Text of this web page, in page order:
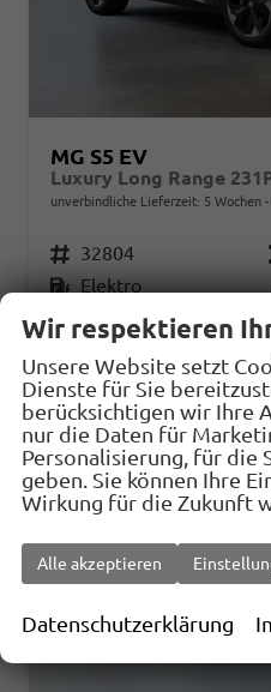
MG S5 EV
unverbindliche Lieferzeit: 5 Wochen
Fahrzeugnr. 32804
Kraftstoff Elektro
170 kW (231 PS)
36.176,– €
incl. 19% MwSt.
Stromverbrauch
15,50 kWh/100km
Elektrische
CO2-Klasse: A
Wir respektieren
Unsere Website setzt
Dienste für Sie
berücksichtigen wir Ihre
nur die Daten für
Personalisierung, für die
geben. Sie können Ihre
Wirkung für die Zukunft
Alle akzeptieren
Datenschutzerklärung